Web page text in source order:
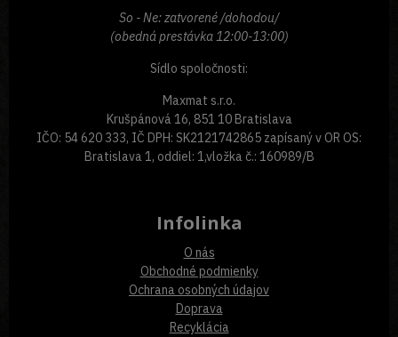
So - Ne: zatvorené /dohodou/
(obedná prestávka 12:00-13:00)
Sídlo spoločnosti:
Maxmat s.r.o.
Krušpánová 16, 851 10 Bratislava
IČO: 54 620 333, IČ DPH: SK2121742865 zapísaný v OR OS:
Bratislava 1, oddiel: 1,vložka č.: 160989/B
Infolinka
O nás
Obchodné podmienky
Ochrana osobných údajov
Doprava
Recyklácia